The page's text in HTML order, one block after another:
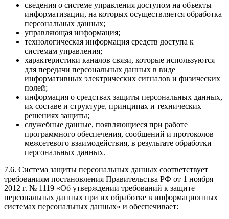
сведения о системе управления доступом на объекты
информатизации, на которых осуществляется обработка
персональных данных;
управляющая информация;
технологическая информация средств доступа к
системам управления;
характеристики каналов связи, которые используются
для передачи персональных данных в виде
информативных электрических сигналов и физических
полей;
информация о средствах защиты персональных данных,
их составе и структуре, принципах и технических
решениях защиты;
служебные данные, появляющиеся при работе
программного обеспечения, сообщений и протоколов
межсетевого взаимодействия, в результате обработки
персональных данных.
7.6. Система защиты персональных данных соответствует
требованиям постановления Правительства РФ от 1 ноября
2012 г. № 1119 «Об утверждении требований к защите
персональных данных при их обработке в информационных
системах персональных данных» и обеспечивает: